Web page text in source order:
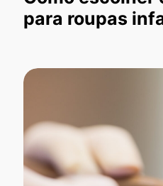
para roupas